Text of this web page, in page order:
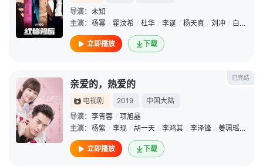
导演： 未知
主演： 杨幂 / 霍汶希 / 杜华 / 李诞 / 杨天真 / 刘冲 / 白敬亭
立即播放 下载
已完结
亲爱的，热爱的
电视剧 2019
中国大陆
导演： 李青蓉 / 项旭晶
主演： 杨紫 / 李现 / 胡一天 / 李鸿其 / 李泽锋 / 姜珮瑶 /
立即播放 下载